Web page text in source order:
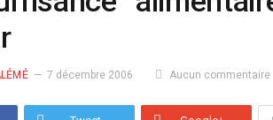
7 décembre 2006 Aucun commentaire